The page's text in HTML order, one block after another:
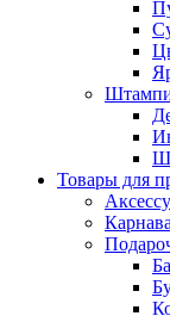
Товары для